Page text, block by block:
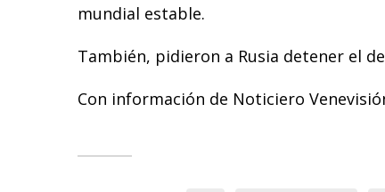
mundial estable.
También, pidieron a Rusia detener el
Con información de Noticiero